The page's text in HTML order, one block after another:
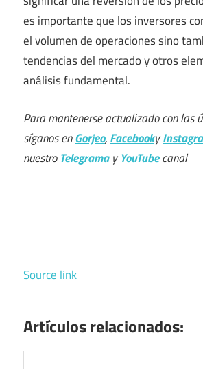
es importante que los inversores
el volumen de operaciones sino
tendencias del mercado y otros
análisis fundamental.
Para mantenerse actualizado con las
síganos enGorjeo,Facebooky
nuestroTelegramayYouTubecanal
Source link
Artículos relacionados: